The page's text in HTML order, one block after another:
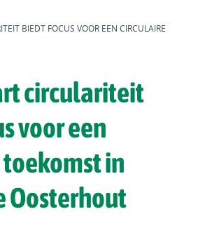
BIEDT FOCUS VOOR EEN CIRCULAIRE
circulariteit
voor een
in
Oosterhout